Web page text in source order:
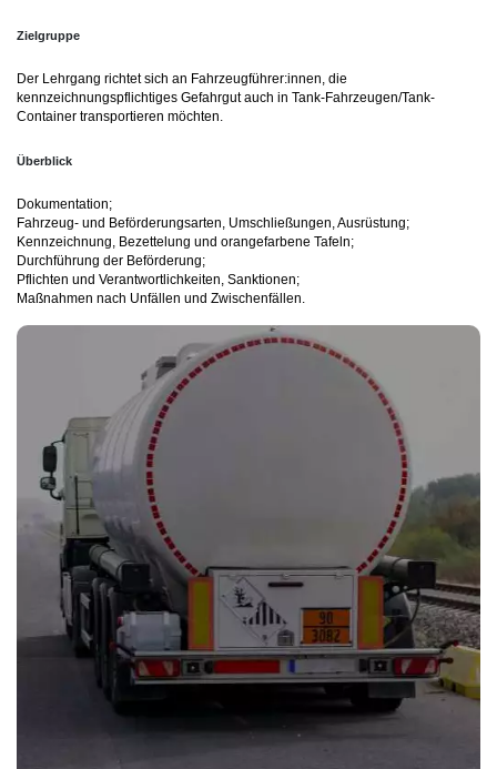
Zielgruppe
Der Lehrgang richtet sich an Fahrzeugführer:innen, die
kennzeichnungspflichtiges Gefahrgut auch in Tank-Fahrzeugen/Tank-
Container transportieren möchten.
Überblick
Dokumentation;
Fahrzeug- und Beförderungsarten, Umschließungen, Ausrüstung;
Kennzeichnung, Bezettelung und orangefarbene Tafeln;
Durchführung der Beförderung;
Pflichten und Verantwortlichkeiten, Sanktionen;
Maßnahmen nach Unfällen und Zwischenfällen.